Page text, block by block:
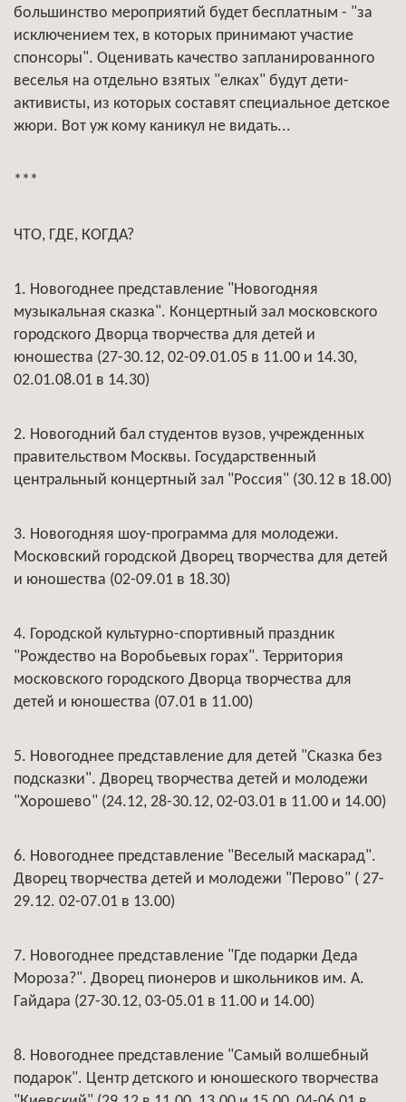
большинство мероприятий будет бесплатным - "за
исключением тех, в которых принимают участие
спонсоры". Оценивать качество запланированного
веселья на отдельно взятых "елках" будут дети-
активисты, из которых составят специальное детское
жюри. Вот уж кому каникул не видать...
***
ЧТО, ГДЕ, КОГДА?
1. Новогоднее представление "Новогодняя
музыкальная сказка". Концертный зал московского
городского Дворца творчества для детей и
юношества (27-30.12, 02-09.01.05 в 11.00 и 14.30,
02.01.08.01 в 14.30)
2. Новогодний бал студентов вузов, учрежденных
правительством Москвы. Государственный
центральный концертный зал "Россия" (30.12 в 18.00)
3. Новогодняя шоу-программа для молодежи.
Московский городской Дворец творчества для детей
и юношества (02-09.01 в 18.30)
4. Городской культурно-спортивный праздник
"Рождество на Воробьевых горах". Территория
московского городского Дворца творчества для
детей и юношества (07.01 в 11.00)
5. Новогоднее представление для детей "Сказка без
подсказки". Дворец творчества детей и молодежи
"Хорошево" (24.12, 28-30.12, 02-03.01 в 11.00 и 14.00)
6. Новогоднее представление "Веселый маскарад".
Дворец творчества детей и молодежи "Перово" ( 27-
29.12. 02-07.01 в 13.00)
7. Новогоднее представление "Где подарки Деда
Мороза?". Дворец пионеров и школьников им. А.
Гайдара (27-30.12, 03-05.01 в 11.00 и 14.00)
8. Новогоднее представление "Самый волшебный
подарок". Центр детского и юношеского творчества